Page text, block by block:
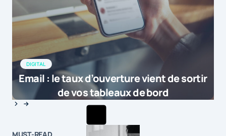
DIGITAL
Email : le taux d’ouverture vient de sortir
de vos tableaux de bord